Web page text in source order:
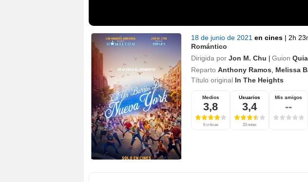
18 de junio de 2021 en cines | 2h
Romántico
Dirigida por Jon M. Chu | Guion
Reparto Anthony Ramos Melissa
Título original In The Heights
Medios
3,8
6 críticas
Usuarios
3,4
23 notas
Mis amigos
--